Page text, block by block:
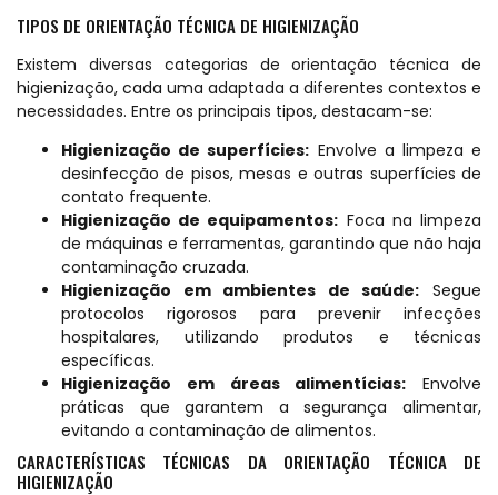
TIPOS DE ORIENTAÇÃO TÉCNICA DE HIGIENIZAÇÃO
Existem diversas categorias de orientação técnica de
higienização, cada uma adaptada a diferentes contextos e
necessidades. Entre os principais tipos, destacam-se:
Higienização de superfícies: Envolve a limpeza e
desinfecção de pisos, mesas e outras superfícies de
contato frequente.
Higienização de equipamentos: Foca na limpeza
de máquinas e ferramentas, garantindo que não haja
contaminação cruzada.
Higienização em ambientes de saúde: Segue
protocolos rigorosos para prevenir infecções
hospitalares, utilizando produtos e técnicas
específicas.
Higienização em áreas alimentícias: Envolve
práticas que garantem a segurança alimentar,
evitando a contaminação de alimentos.
CARACTERÍSTICAS TÉCNICAS DA ORIENTAÇÃO TÉCNICA DE
HIGIENIZAÇÃO